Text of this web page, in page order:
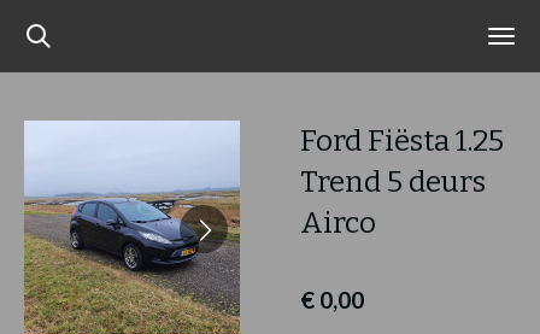
Ga
de
Ford Fiësta 1.25
Trend 5 deurs
Airco
€ 0,00